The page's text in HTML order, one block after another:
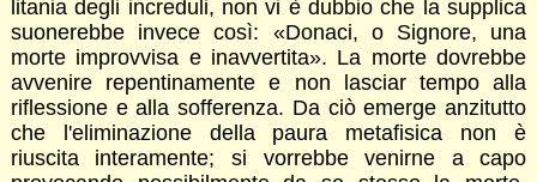
litania degli increduli, non vi è dubbio che la supplica
suonerebbe invece così: «Donaci, o Signore, una
morte improvvisa e inavvertita». La morte dovrebbe
avvenire repentinamente e non lasciar tempo alla
riflessione e alla sofferenza. Da ciò emerge anzitutto
che l'eliminazione della paura metafisica non è
riuscita interamente; si vorrebbe venirne a capo